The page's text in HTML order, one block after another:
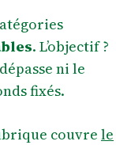
. L’objectif ?
ni le
fixés.
couvrele